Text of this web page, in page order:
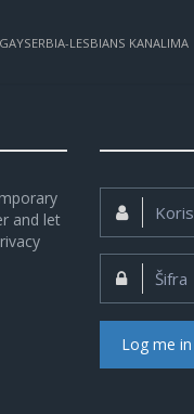
LESBIANS KANALIMA
and let
Korisničko
Šifra:
Log me in